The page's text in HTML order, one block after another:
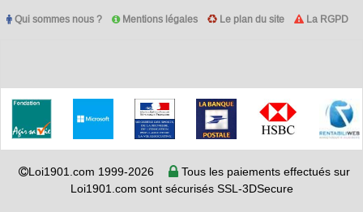
Qui sommes nous ? Mentions légales Le plan du site La RGPD
Loi1901.com 1999-2026
Tous les paiements effectués sur
Loi1901.com sont sécurisés SSL-3DSecure